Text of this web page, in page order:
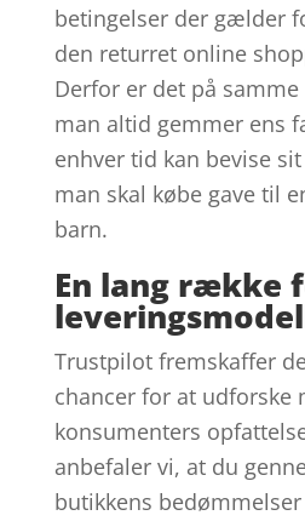
betingelser der gælder
den returret online
Derfor er det på
man altid gemmer ens
enhver tid kan bevise
man skal købe gave til
barn.
En lang række
Trustpilot fremskaffer
chancer for at udforske
konsumenters
anbefaler vi, at du
butikkens